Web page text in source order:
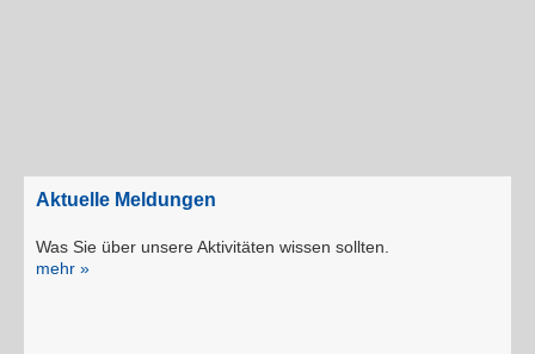
Aktuelle Meldungen
Was Sie über unsere Aktivitäten wissen sollten.
mehr »